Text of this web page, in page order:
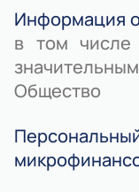
Информация о
в том
Общество